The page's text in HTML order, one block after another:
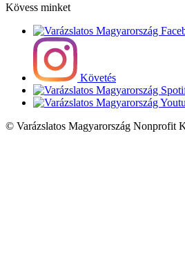
Kövess minket
Követés
© Varázslatos Magyarország Nonprofit